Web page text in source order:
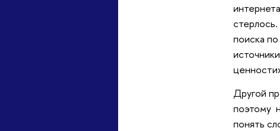
поиска
Другой
поэтому
понять